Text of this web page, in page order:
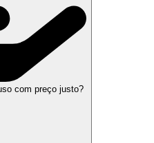
com preço justo?